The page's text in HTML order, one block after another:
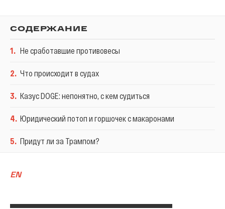
СОДЕРЖАНИЕ
1. Не сработавшие противовесы
2. Что происходит в судах
3. Казус DOGE: непонятно, с кем судиться
4. Юридический потоп и горшочек с макаронами
5. Придут ли за Трампом?
EN